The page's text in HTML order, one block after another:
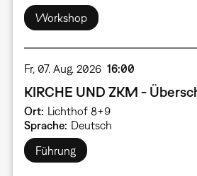
Workshop
Fr, 07. Aug. 2026 16:00
KIRCHE UND ZKM -
Ort Lichthof 8+9
Sprache Deutsch
Führung